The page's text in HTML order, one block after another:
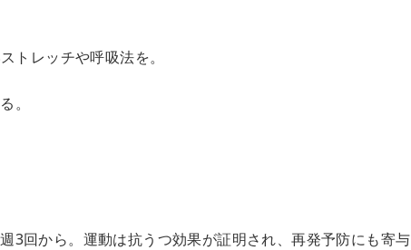
トレッチや呼吸法を。
。
3回から。運動は抗うつ効果が証明され、再発予防にも寄与